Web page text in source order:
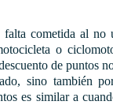
cometida al no
o
de puntos
sino también
es similar a